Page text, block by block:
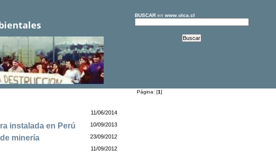
BUSCARen www.olca.cl
Página: [1]
11/06/2014
instalada en Perú 10/09/2013
minería 23/09/2012
11/09/2012